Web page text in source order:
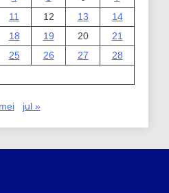
11 12 13
14
18 19 20
21
25 26 27
28
jul »